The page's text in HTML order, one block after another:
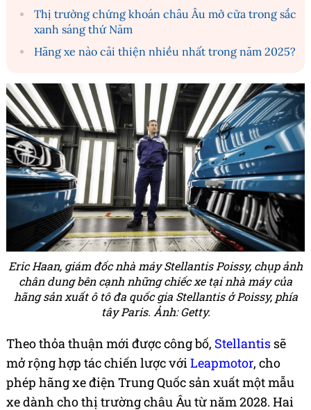
Thị trường chứng khoán châu Âu mở cửa trong sắc
xanh sáng thứ Năm
Hãng xe nào cải thiện nhiều nhất trong năm 2025?
Eric Haan, giám đốc nhà máy Stellantis Poissy, chụp ảnh
chân dung bên cạnh những chiếc xe tại nhà máy của
hãng sản xuất ô tô đa quốc gia Stellantis ở Poissy, phía
tây Paris. Ảnh: Getty.
Theo thỏa thuận mới được công bố, Stellantis sẽ
mở rộng hợp tác chiến lược vớiLeapmotor, cho
phép hãng xe điện Trung Quốc sản xuất một mẫu
xe dành cho thị trường châu Âu từ năm 2028. Hai